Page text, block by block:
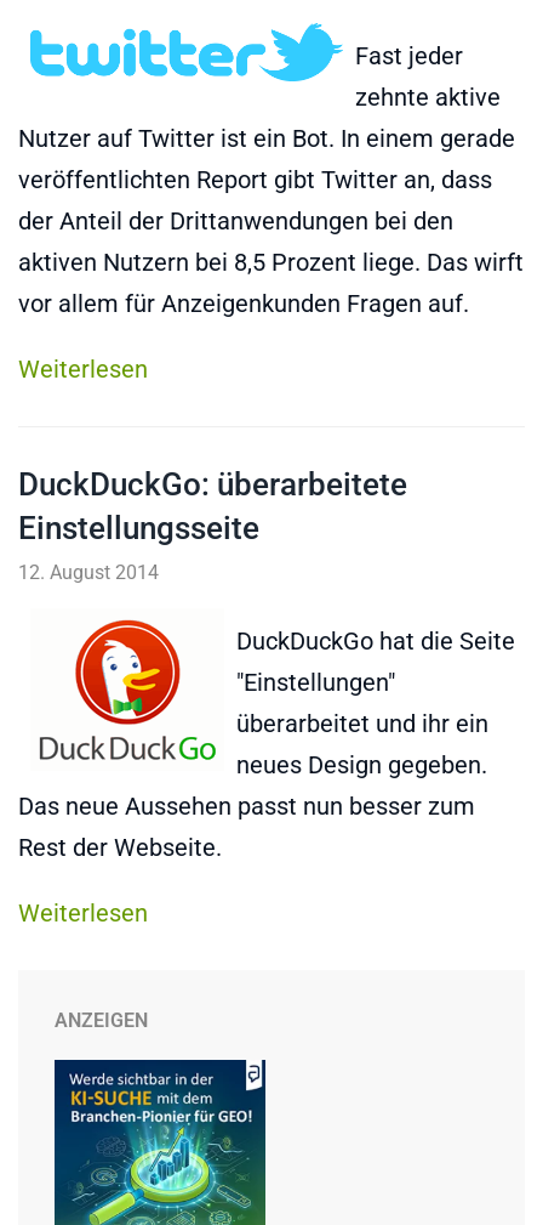
Fast jeder
zehnte aktive
Nutzer auf Twitter ist ein Bot. In einem gerade
veröffentlichten Report gibt Twitter an, dass
der Anteil der Drittanwendungen bei den
aktiven Nutzern bei 8,5 Prozent liege. Das wirft
vor allem für Anzeigenkunden Fragen auf.
Weiterlesen
DuckDuckGo: überarbeitete
Einstellungsseite
12. August 2014
DuckDuckGo hat die Seite
"Einstellungen"
überarbeitet und ihr ein
neues Design gegeben.
Das neue Aussehen passt nun besser zum
Rest der Webseite.
Weiterlesen
ANZEIGEN